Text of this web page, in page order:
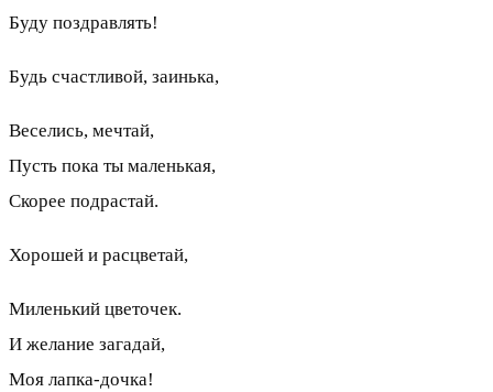
Буду поздравлять!
Будь счастливой, заинька,
Веселись, мечтай,
Пусть пока ты маленькая,
Скорее подрастай.
Хорошей и расцветай,
Миленький цветочек.
И желание загадай,
Моя лапка-дочка!